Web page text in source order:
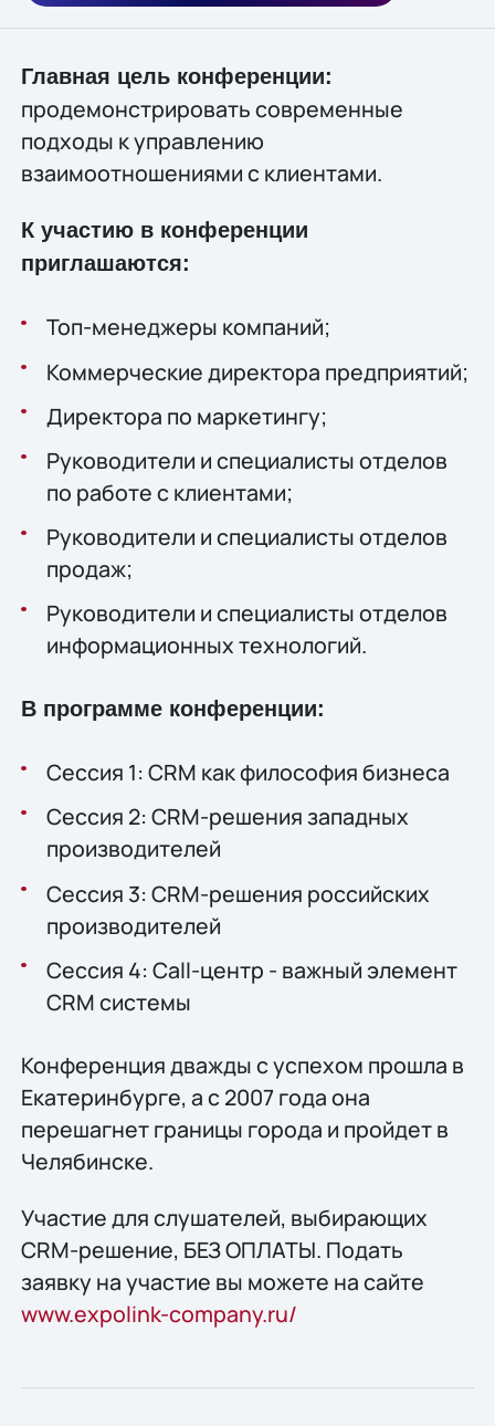
Главная цель конференции:
продемонстрировать современные
подходы к управлению
взаимоотношениями с клиентами.
К участию в конференции
приглашаются:
Топ-менеджеры компаний;
Коммерческие директора предприятий;
Директора по маркетингу;
Руководители и специалисты отделов
по работе с клиентами;
Руководители и специалисты отделов
продаж;
Руководители и специалисты отделов
информационных технологий.
В программе конференции:
Сессия 1: CRM как философия бизнеса
Сессия 2: CRM-решения западных
производителей
Сессия 3: CRM-решения российских
производителей
Сессия 4: Call-центр - важный элемент
CRM системы
Конференция дважды с успехом прошла в
Екатеринбурге, а с 2007 года она
перешагнет границы города и пройдет в
Челябинске.
Участие для слушателей, выбирающих
CRM-решение, БЕЗ ОПЛАТЫ. Подать
заявку на участие вы можете на сайте
www.expolink-company.ru/